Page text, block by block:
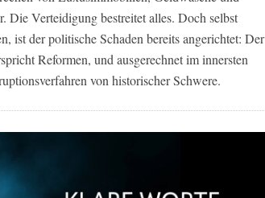
Die Verteidigung bestreitet alles. Doch selbst
ist der politische Schaden bereits angerichtet: Der
Reformen, und ausgerechnet im innersten
von historischer Schwere.